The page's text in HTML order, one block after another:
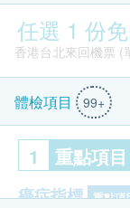
任選 1 份
香港台北來回機票 (
體檢項目 99+
1 重點項目
癌症指標 重點項